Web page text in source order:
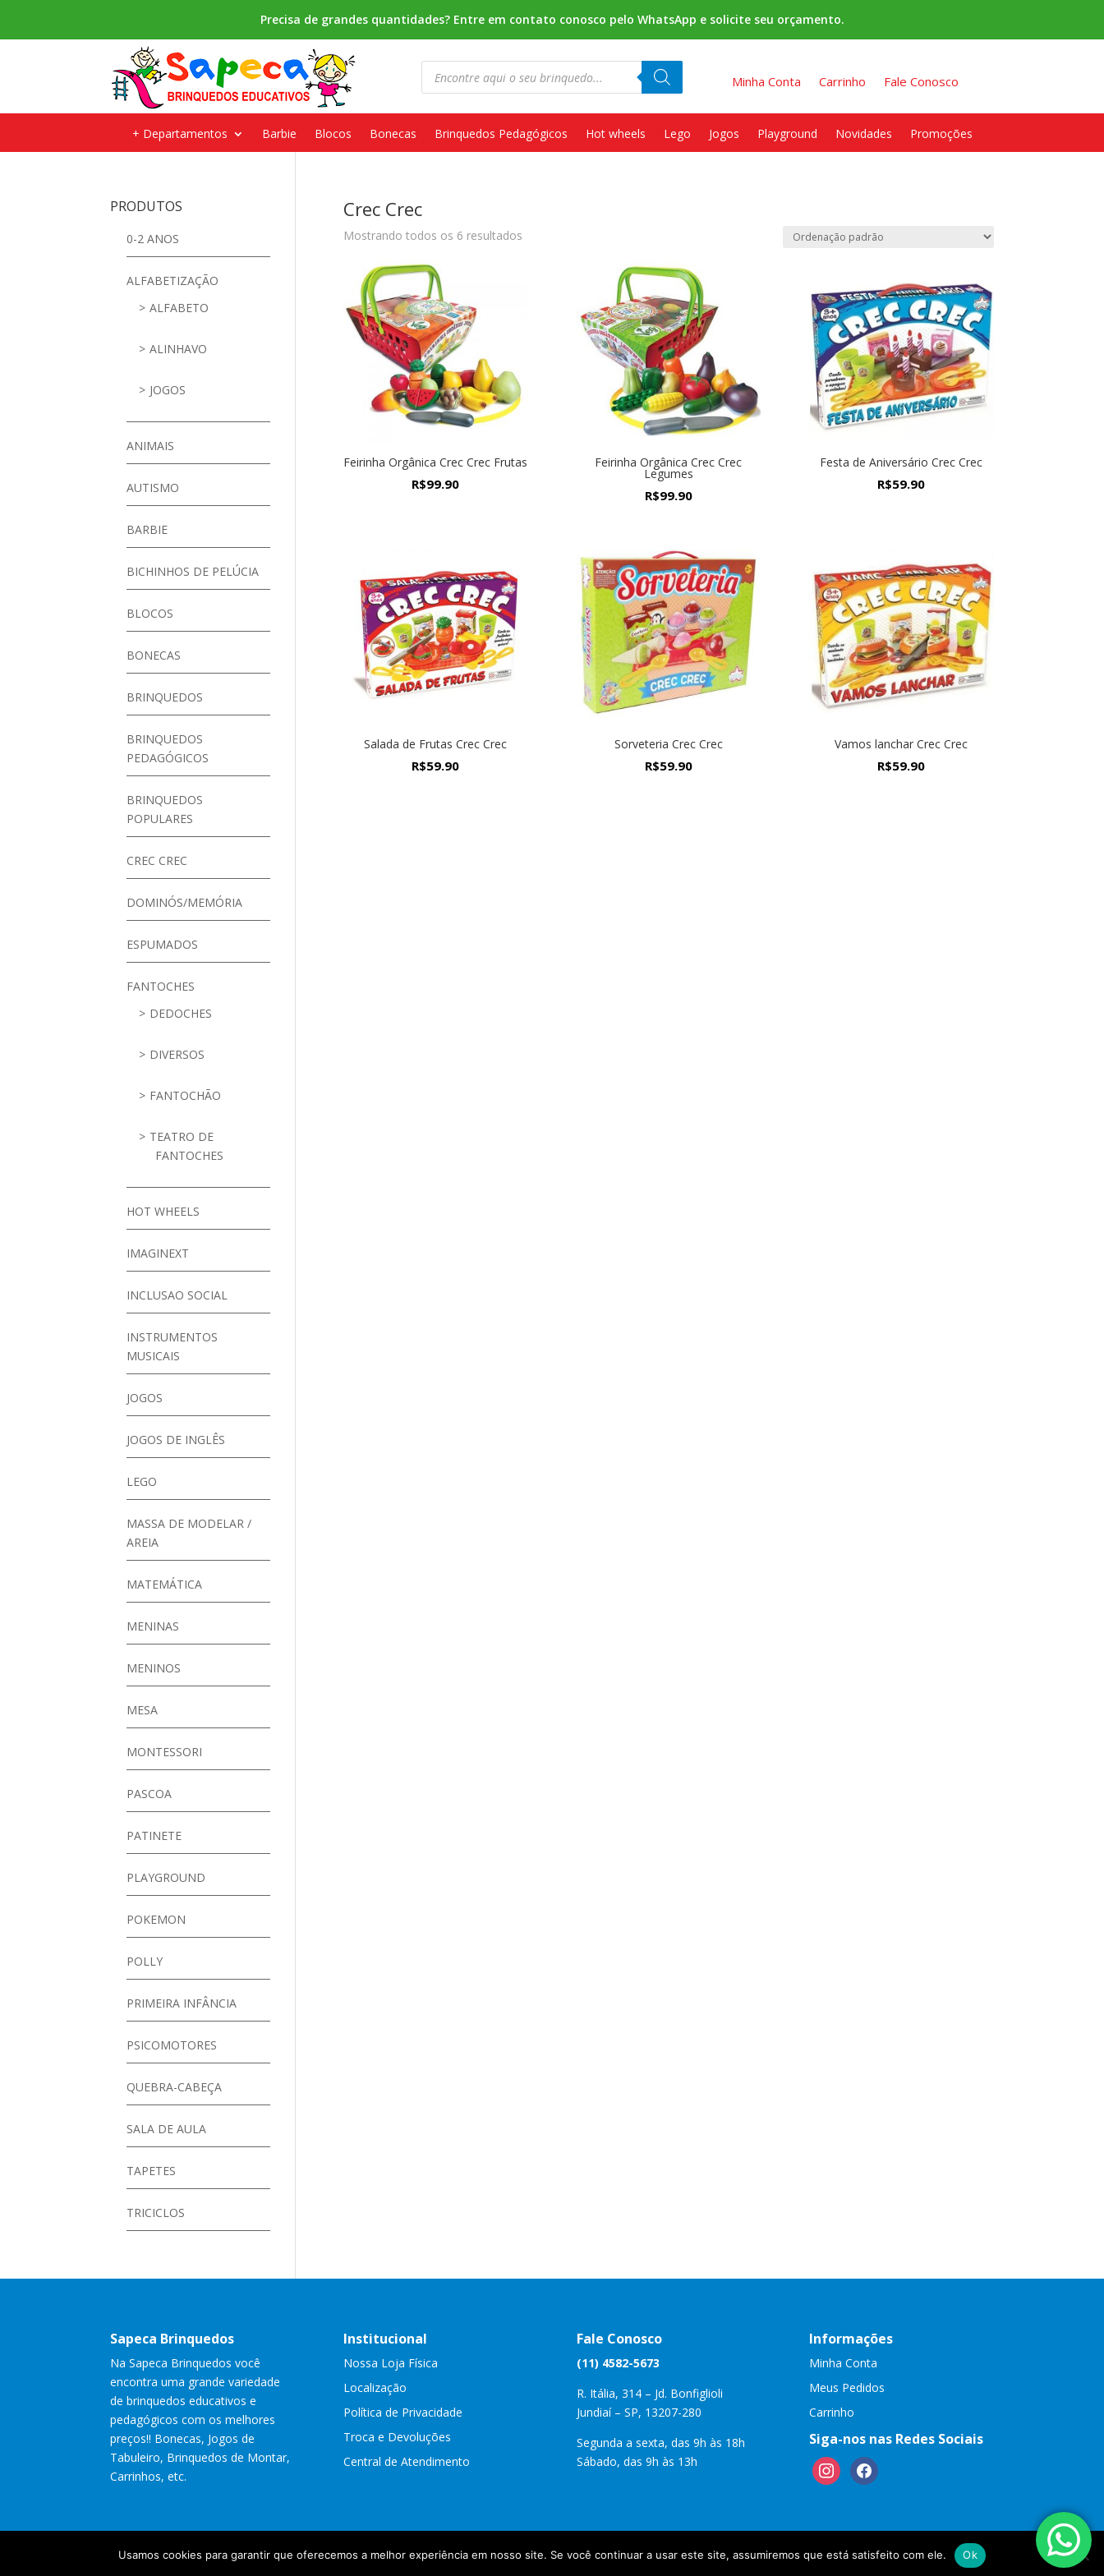
Precisa de grandes quantidades? Entre em contato conosco pelo WhatsApp e solicite seu orçamento.
Pesquisar
produtos Minha Conta Carrinho Fale Conosco
+ Departamentos Barbie Blocos Bonecas Brinquedos Pedagógicos Hot wheels Lego Jogos Playground Novidades Promoções
Crec Crec
Mostrando todos os 6 resultados
Feirinha Orgânica Crec Crec Frutas
R$99.90
Feirinha Orgânica Crec Crec
Legumes
R$99.90
Festa de Aniversário Crec Crec
R$59.90
Salada de Frutas Crec Crec
R$59.90
Sorveteria Crec Crec
R$59.90
Vamos lanchar Crec Crec
R$59.90
PRODUTOS
0-2 ANOS
ALFABETIZAÇÃO
ALFABETO
ALINHAVO
JOGOS
ANIMAIS
AUTISMO
BARBIE
BICHINHOS DE PELÚCIA
BLOCOS
BONECAS
BRINQUEDOS
BRINQUEDOS
PEDAGÓGICOS
BRINQUEDOS
POPULARES
CREC CREC
DOMINÓS/MEMÓRIA
ESPUMADOS
FANTOCHES
DEDOCHES
DIVERSOS
FANTOCHÃO
TEATRO DE
FANTOCHES
HOT WHEELS
IMAGINEXT
INCLUSAO SOCIAL
INSTRUMENTOS
MUSICAIS
JOGOS
JOGOS DE INGLÊS
LEGO
MASSA DE MODELAR /
AREIA
MATEMÁTICA
MENINAS
MENINOS
MESA
MONTESSORI
PASCOA
PATINETE
PLAYGROUND
POKEMON
POLLY
PRIMEIRA INFÂNCIA
PSICOMOTORES
QUEBRA-CABEÇA
SALA DE AULA
TAPETES
TRICICLOS
Sapeca Brinquedos
Na Sapeca Brinquedos você
encontra uma grande variedade
de brinquedos educativos e
pedagógicos com os melhores
preços!! Bonecas, Jogos de
Tabuleiro, Brinquedos de Montar,
Carrinhos, etc.
Institucional
Nossa Loja Física
Localização
Política de Privacidade
Troca e Devoluções
Central de Atendimento
Fale Conosco
(11) 4582-5673
R. Itália, 314 – Jd. Bonfiglioli
Jundiaí – SP, 13207-280
Segunda a sexta, das 9h às 18h
Sábado, das 9h às 13h
Informações
Minha Conta
Meus Pedidos
Carrinho
Siga-nos nas Redes Sociais
instagramfacebook
Copyright Sapeca Brinquedos | Desenvolvido por Webdas | Sua Empresa na Internet -www.suaempresanainternet.net
Usamos cookies para garantir que oferecemos a melhor experiência em nosso site. Se você continuar a usar este site, assumiremos que está satisfeito com ele. Ok